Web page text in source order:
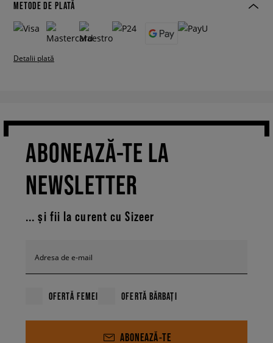
METODE DE PLATĂ
Detalii plată
ABONEAZĂ-TE LA
NEWSLETTER
... și fii la curent cu Sizeer
Adresa de e-mail
OFERTĂ FEMEI OFERTĂ BĂRBAȚI
ABONEAZĂ-TE